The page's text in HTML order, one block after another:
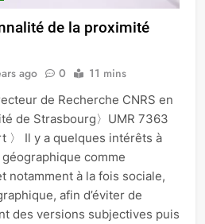
de la proximité
ago 0 11 mins
de Recherche CNRS en
de Strasbourg〉UMR 7363
〉 Il y a quelques intérêts à
comme
notamment à la fois sociale,
afin d’éviter de
des versions subjectives puis